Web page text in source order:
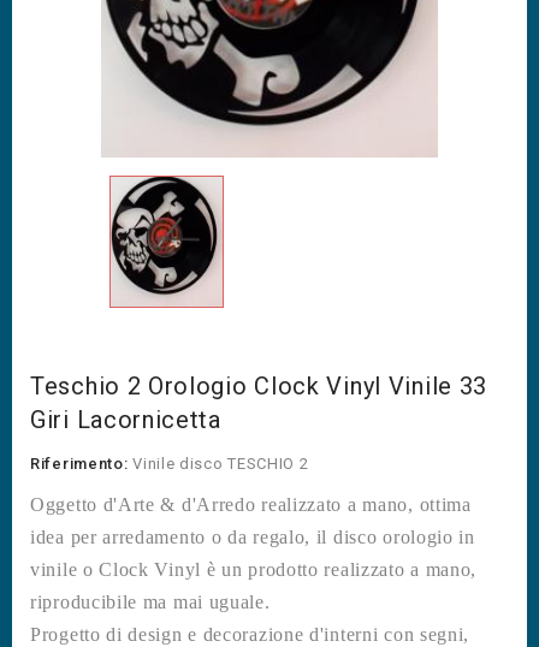
Teschio 2 Orologio Clock Vinyl Vinile 33
Giri Lacornicetta
Riferimento: Vinile disco TESCHIO 2
Oggetto d'Arte & d'Arredo realizzato a mano, ottima
idea per arredamento o da regalo, il disco orologio in
vinile o Clock Vinyl è un prodotto realizzato a mano,
riproducibile ma mai uguale.
Progetto di design e decorazione d'interni con segni,